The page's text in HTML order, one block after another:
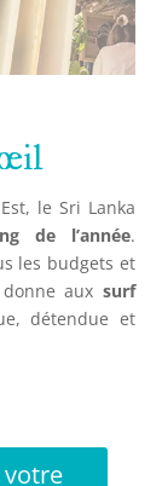
le Sri Lanka
de l’année.
les budgets et
aux surf
détendue et
votre